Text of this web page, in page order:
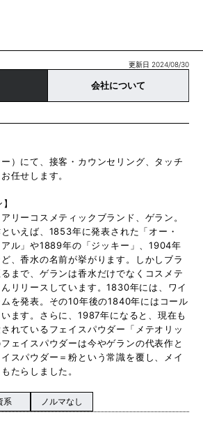
更新日 2024/08/30
会社について
）にて、接客・カウンセリング、タッチ
任せします。
リーコスメティックブランド、ゲラン。
いえば、1853年に発表された「オー・
ル」や1889年の「ジッキー」、1904年
、香水の名前が挙がります。しかしブラ
まで、ゲランは香水だけでなくコスメテ
リリースしています。1830年には、ワイ
を発表。その10年後の1840年にはコール
ます。さらに、1987年になると、現在も
れているフェイスパウダー「メテオリッ
ェイスパウダーは今やゲランの代表作と
スパウダー＝粉という常識を覆し、メイ
たらしました。
系 ノルマなし